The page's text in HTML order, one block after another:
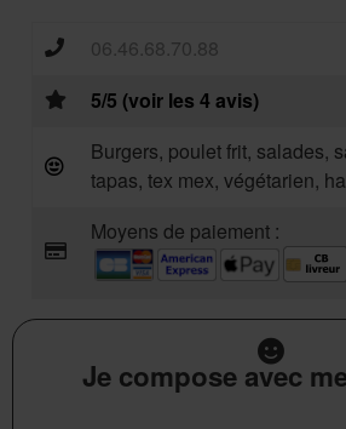
06.46.68.70.88
5/5 (voir les 4 avis)
Burgers, poulet frit, salades,
tapas, tex mex, végétarien,
Moyens de paiement :
Je compose avec